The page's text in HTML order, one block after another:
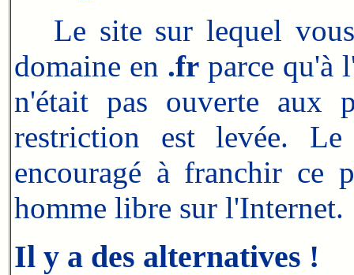
Le site sur lequel
domaine en .frparce qu'à
n'était pas ouverte aux
restriction est levée.
encouragé à franchir ce
homme libre sur l'Internet.
Il y a des alternatives !